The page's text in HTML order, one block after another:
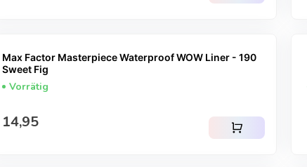
Max Factor Masterpiece Waterproof WOW Liner - 190
Sweet Fig
Vorrätig
Regulärer Preis
14,95 shopping_cart